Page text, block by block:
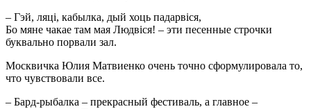
– Гэй, ляці, кабылка, дый хоць падарвіся,
Бо мяне чакае там мая Людвіся! – эти песенные строчки
буквально порвали зал.
Москвичка Юлия Матвиенко очень точно сформулировала то,
что чувствовали все.
– Бард-рыбалка – прекрасный фестиваль, а главное –